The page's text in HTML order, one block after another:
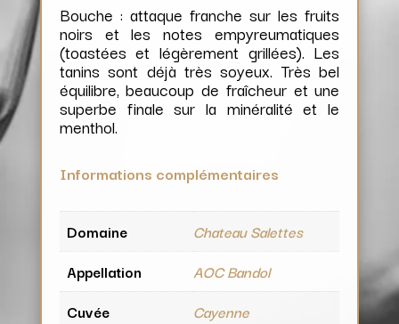
Bouche : attaque franche sur les fruits
noirs et les notes empyreumatiques
(toastées et légèrement grillées). Les
tanins sont déjà très soyeux. Très bel
équilibre, beaucoup de fraîcheur et une
superbe finale sur la minéralité et le
menthol.
Informations complémentaires
Domaine
Chateau Salettes
Appellation
AOC Bandol
Cuvée
Cayenne